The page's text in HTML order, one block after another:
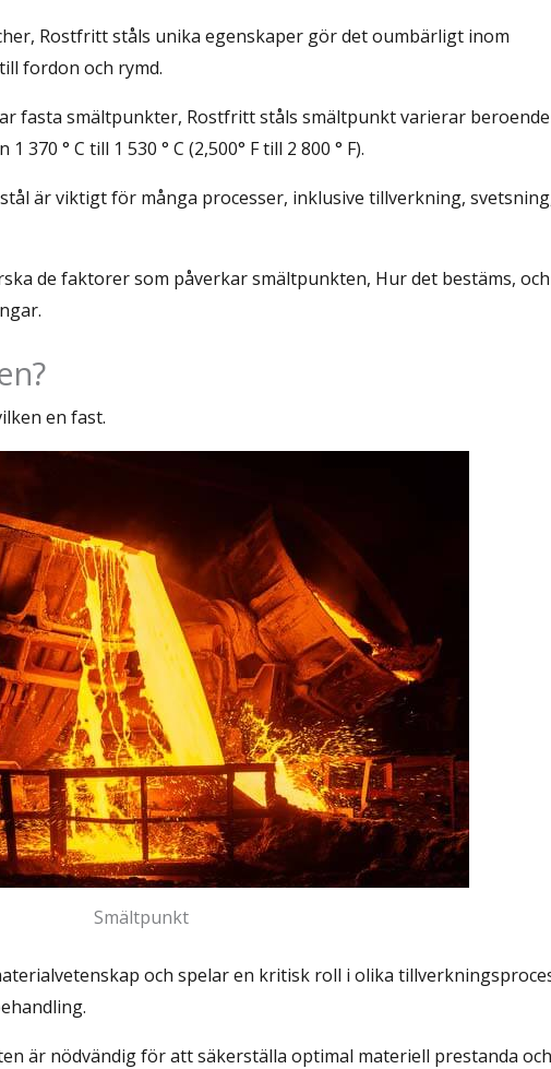
Rostfritt ståls unika egenskaper gör det oumbärligt inom
fordon och rymd.
fasta smältpunkter, Rostfritt ståls smältpunkt varierar
° C till 1 530 ° C (2,500° F till 2 800 ° F).
är viktigt för många processer, inklusive tillverkning,
de faktorer som påverkar smältpunkten, Hur det bestäms, och
en fast.
Smältpunkt
och spelar en kritisk roll i olika
är nödvändig för att säkerställa optimal materiell prestanda och